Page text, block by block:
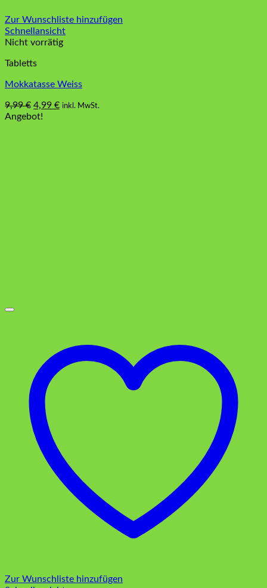
Zur Wunschliste hinzufügen
Schnellansicht
Nicht vorrätig
Tabletts
Mokkatasse Weiss
9,99€ Ursprünglicher
Preis
4,99 €Aktueller
inkl. MwSt.
Angebot!
Zur Wunschliste hinzufügen